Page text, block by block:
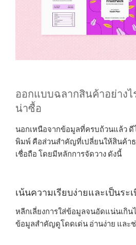
ออกแบบฉลากสินค้าอย่างไ
น่าซื้อ
นอกเหนือจากข้อมูลที่ครบถ้วนแล้ว
พิมพ์ คือส่วนสำคัญที่เปลี่ยนให้สินค้า
เชื่อถือ โดยมีหลักการจัดวาง ดังนี้
เน้นความเรียบง่ายและเป็นระ
หลีกเลี่ยงการใส่ข้อมูลจนอัดแน่นเกิน
ข้อมูลสำคัญดูโดดเด่น อ่านง่าย และ